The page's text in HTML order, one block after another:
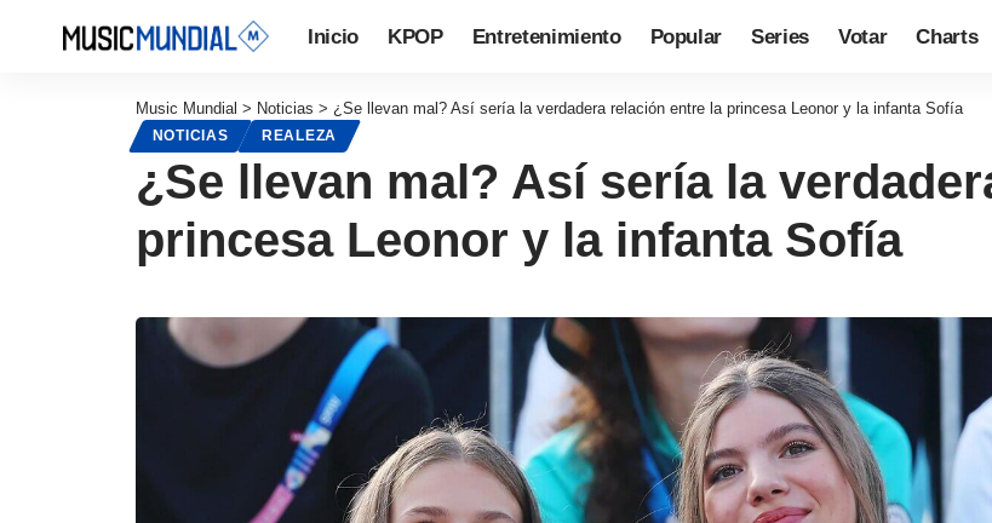
Inicio KPOP Entretenimiento Popular Series Votar Charts
Music Mundial > Noticias > ¿Se llevan mal? Así sería la verdadera relación entre la princesa Leonor y la infanta Sofía
NOTICIAS REALEZA
¿Se llevan mal? Así sería la
princesa Leonor y la infanta Sofía